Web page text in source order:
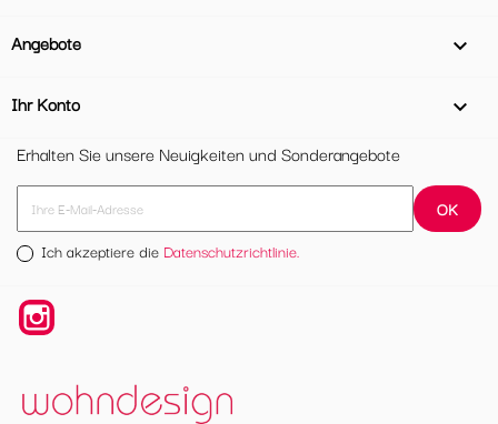
Angebote 
Ihr Konto

Erhalten Sie unsere Neuigkeiten und Sonderangebote
Ich akzeptiere die Datenschutzrichtlinie.